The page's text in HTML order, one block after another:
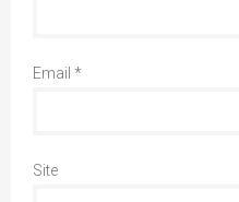
Email *
Site